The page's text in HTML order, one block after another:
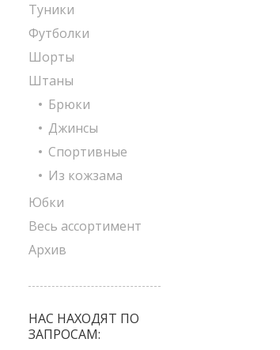
Туники
Футболки
Шорты
Штаны
Брюки
Джинсы
Спортивные
Из кожзама
Юбки
Весь ассортимент
Архив
НАС НАХОДЯТ ПО
ЗАПРОСАМ: